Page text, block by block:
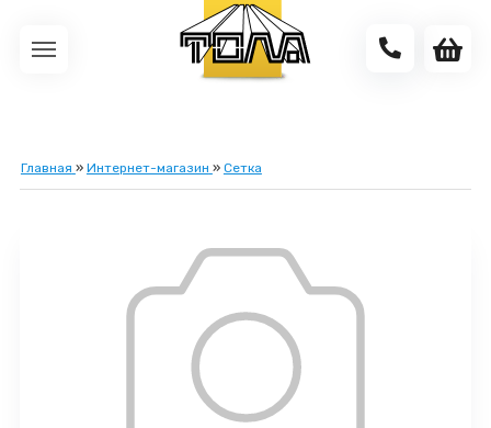
Главная » Интернет-магазин » Сетка